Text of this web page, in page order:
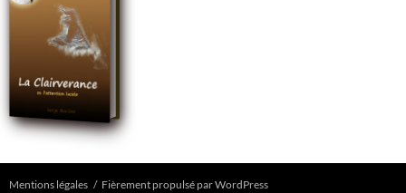
Mentions légales Fièrement propulsé par WordPress